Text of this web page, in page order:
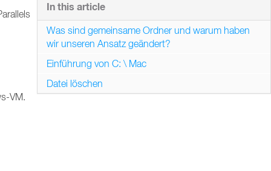
VM.
In this article
Was sind gemeinsame Ordner und warum haben
wir unseren Ansatz geändert?
Einführung von C: \ Mac
Datei löschen